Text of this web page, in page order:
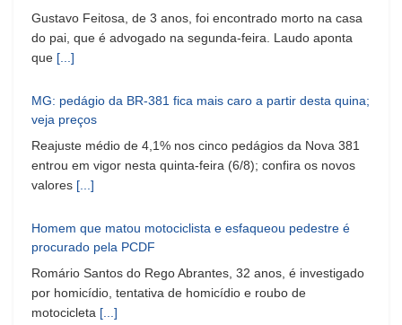
Gustavo Feitosa, de 3 anos, foi encontrado morto na casa
do pai, que é advogado na segunda-feira. Laudo aponta
que [...]
MG: pedágio da BR-381 fica mais caro a partir desta quina;
veja preços
Reajuste médio de 4,1% nos cinco pedágios da Nova 381
entrou em vigor nesta quinta-feira (6/8); confira os novos
valores [...]
Homem que matou motociclista e esfaqueou pedestre é
procurado pela PCDF
Romário Santos do Rego Abrantes, 32 anos, é investigado
por homicídio, tentativa de homicídio e roubo de
motocicleta [...]